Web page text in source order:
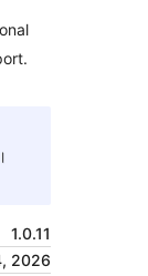
1.0.11
2026